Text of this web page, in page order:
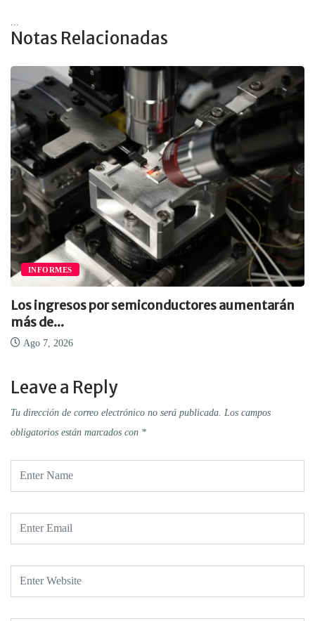
Notas Relacionadas
INFORMES
Los ingresos por semiconductores aumentarán
más de...
Ago 7, 2026
Leave a Reply
Tu dirección de correo electrónico no será publicada. Los campos
obligatorios están marcados con *